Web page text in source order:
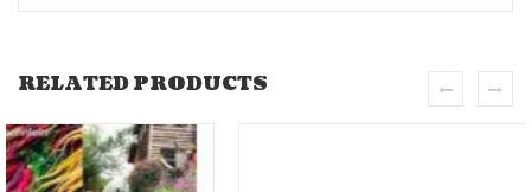
RELATED PRODUCTS